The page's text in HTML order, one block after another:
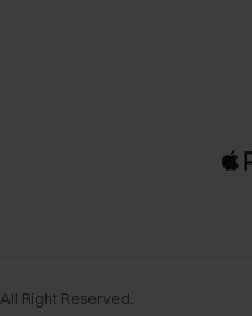
. All Right Reserved.